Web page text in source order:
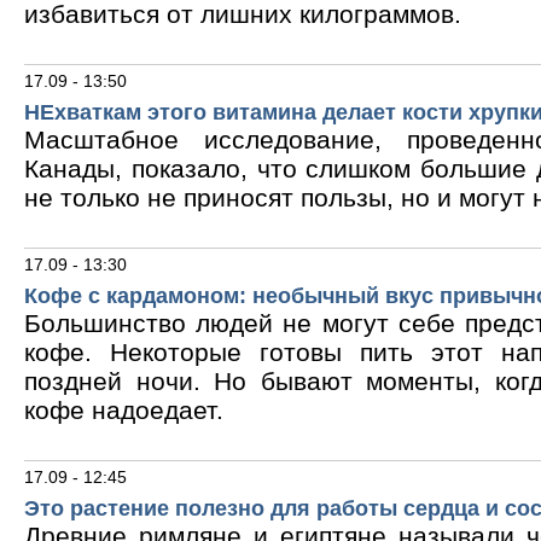
избавиться от лишних килограммов.
17.09 - 13:50
НЕхваткам этого витамина делает кости
Масштабное исследование,
Канады, показало, что слишком большие
не только не приносят пользы, но и могут
17.09 - 13:30
Кофе с кардамоном: необычный вкус
Большинство людей не могут себе
кофе. Некоторые готовы пить этот
поздней ночи. Но бывают моменты,
кофе надоедает.
17.09 - 12:45
Это растение полезно для работы сердца и